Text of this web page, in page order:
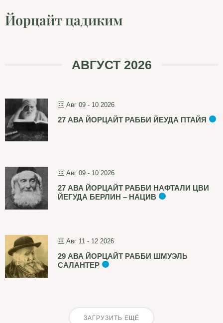
Йорцайт цадиким
АВГУСТ 2026
Авг 09 - 10 2026
27 АВА ЙОРЦАЙТ РАББИ ЙЕУДА ПТАЙЯ
Авг 09 - 10 2026
27 АВА ЙОРЦАЙТ РАББИ НАФТАЛИ ЦВИ
ЙЕГУДА БЕРЛИН – НАЦИВ
Авг 11 - 12 2026
29 АВА ЙОРЦАЙТ РАББИ ШМУЭЛЬ
САЛАНТЕР
ЗАГРУЗИТЬ ЕЩЁ